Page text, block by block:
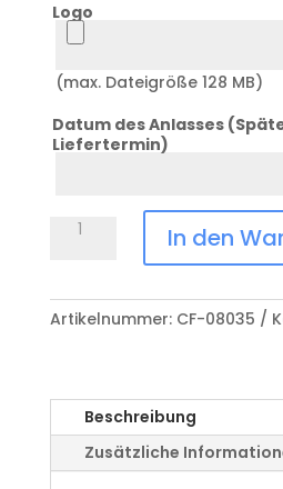
Logo
Logo
(max. Dateigröße 128 MB)
Datum des Anlasses
Liefertermin)
Kochlöffel
08035
Menge
In den
Artikelnummer: CF-08035
Beschreibung
Zusätzliche